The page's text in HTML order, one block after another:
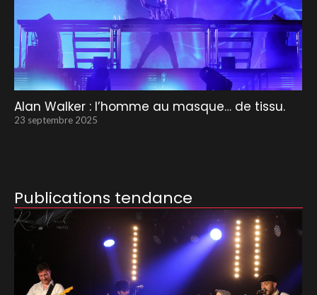
Alan Walker : l’homme au masque… de tissu.
23 septembre 2025
Publications tendance